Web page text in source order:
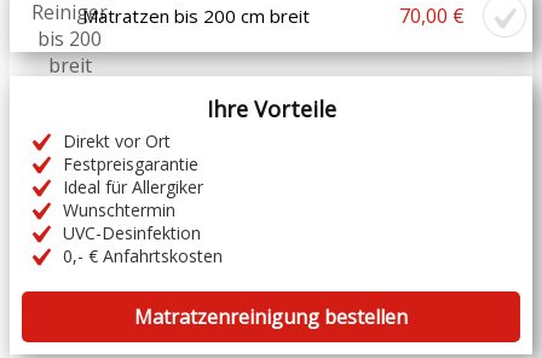
Matratzen bis 200 cm breit 70,00 €
Ihre Vorteile
Direkt vor Ort
Festpreisgarantie
Ideal für Allergiker
Wunschtermin
UVC-Desinfektion
0,- € Anfahrtskosten
Matratzenreinigung bestellen